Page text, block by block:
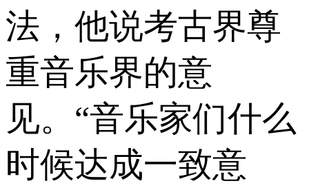
法，他说考古界尊
重音乐界的意
见。“音乐家们什么
时候达成一致意